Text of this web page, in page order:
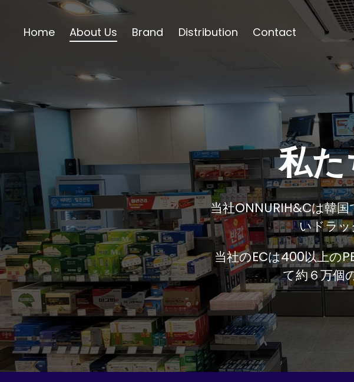
に
キ
Home About Us Brand Distribution Contact
グロー
スト
当社は韓国最大のグロ
もあり、TheraBreath
ランドを世